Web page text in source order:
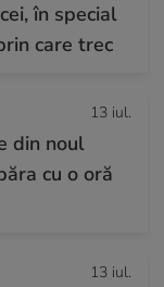
în special
care trec
13 iul.
din noul
cu o oră
13 iul.